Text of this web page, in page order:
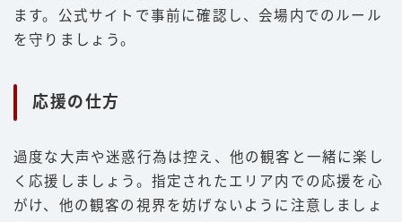
ます。公式サイトで事前に確認し、会場内でのルール
を守りましょう。
応援の仕方
過度な大声や迷惑行為は控え、他の観客と一緒に楽し
く応援しましょう。指定されたエリア内での応援を心
がけ、他の観客の視界を妨げないように注意しましょ